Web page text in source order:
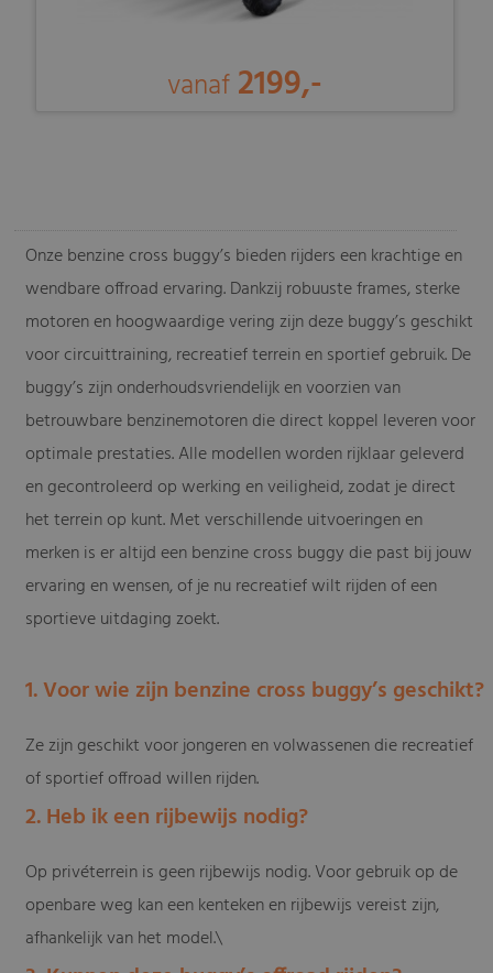
vanaf 2199,-
Onze benzine cross buggy’s bieden rijders een krachtige en
wendbare offroad ervaring. Dankzij robuuste frames, sterke
motoren en hoogwaardige vering zijn deze buggy’s geschikt
voor circuittraining, recreatief terrein en sportief gebruik. De
buggy’s zijn onderhoudsvriendelijk en voorzien van
betrouwbare benzinemotoren die direct koppel leveren voor
optimale prestaties. Alle modellen worden rijklaar geleverd
en gecontroleerd op werking en veiligheid, zodat je direct
het terrein op kunt. Met verschillende uitvoeringen en
merken is er altijd een benzine cross buggy die past bij jouw
ervaring en wensen, of je nu recreatief wilt rijden of een
sportieve uitdaging zoekt.
1. Voor wie zijn benzine cross buggy’s geschikt?
Ze zijn geschikt voor jongeren en volwassenen die recreatief
of sportief offroad willen rijden.
2. Heb ik een rijbewijs nodig?
Op privéterrein is geen rijbewijs nodig. Voor gebruik op de
openbare weg kan een kenteken en rijbewijs vereist zijn,
afhankelijk van het model.\